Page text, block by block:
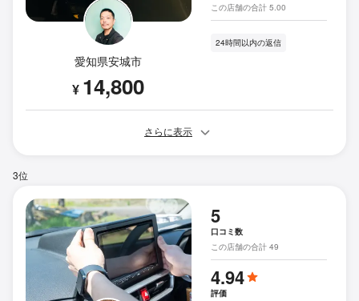
愛知県安城市
¥ 14,800
この店舗の合計 5.00
24時間以内の返信
さらに表示
3位
5
口コミ数
この店舗の合計 49
4.94
評価